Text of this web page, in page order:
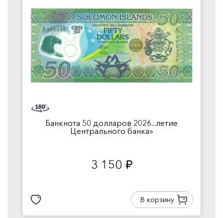
Банкнота 50 долларов 2026...летие
Центрального банка»
3 150 руб.
В корзину